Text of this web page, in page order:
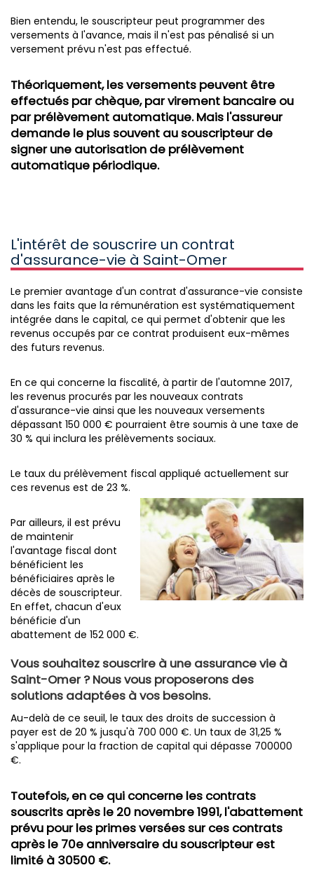
Bien entendu, le souscripteur peut programmer des
versements à l'avance, mais il n'est pas pénalisé si un
versement prévu n'est pas effectué.
Théoriquement, les versements peuvent être
effectués par chèque, par virement bancaire ou
par prélèvement automatique. Mais l'assureur
demande le plus souvent au souscripteur de
signer une autorisation de prélèvement
automatique périodique.
L'intérêt de souscrire un contrat
d'assurance-vie à Saint-Omer
Le premier avantage d'un contrat d'assurance-vie consiste
dans les faits que la rémunération est systématiquement
intégrée dans le capital, ce qui permet d'obtenir que les
revenus occupés par ce contrat produisent eux-mêmes
des futurs revenus.
En ce qui concerne la fiscalité, à partir de l'automne 2017,
les revenus procurés par les nouveaux contrats
d'assurance-vie ainsi que les nouveaux versements
dépassant 150 000 € pourraient être soumis à une taxe de
30 % qui inclura les prélèvements sociaux.
Le taux du prélèvement fiscal appliqué actuellement sur
ces revenus est de 23 %.
Par ailleurs, il est prévu
de maintenir
l'avantage fiscal dont
bénéficient les
bénéficiaires après le
décès de souscripteur.
En effet, chacun d'eux
bénéficie d'un
abattement de 152 000 €.
Vous souhaitez souscrire à une assurance vie à
Saint-Omer ? Nous vous proposerons des
solutions adaptées à vos besoins.
Au-delà de ce seuil, le taux des droits de succession à
payer est de 20 % jusqu'à 700 000 €. Un taux de 31,25 %
s'applique pour la fraction de capital qui dépasse 700000
€.
Toutefois, en ce qui concerne les contrats
souscrits après le 20 novembre 1991, l'abattement
prévu pour les primes versées sur ces contrats
après le 70e anniversaire du souscripteur est
limité à 30500 €.